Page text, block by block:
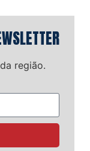
região.